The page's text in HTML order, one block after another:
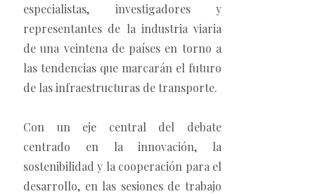
especialistas, investigadores y
representantes de la industria viaria
de una veintena de países en torno a
las tendencias que marcarán el futuro
de las infraestructuras de transporte.
Con un eje central del debate
centrado en la innovación, la
sostenibilidad y la cooperación para el
desarrollo, en las sesiones de trabajo